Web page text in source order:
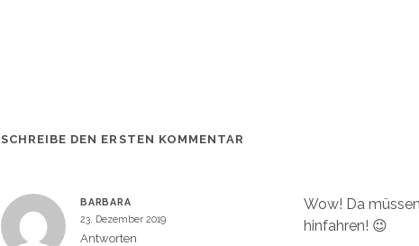
SCHREIBE DEN ERSTEN KOMMENTAR
BARBARA
23. Dezember 2019
Antworten
Wow! Da
hinfahren! 😉